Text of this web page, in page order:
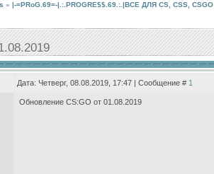
» |-=PRoG.69=-|.:.PROGRE$$.69.:.|ВСЕ ДЛЯ CS, CSS, CSGO
Дата: Четверг, 08.08.2019, 17:47 | Сообщение # 1
Обновление CS:GO от 01.08.2019